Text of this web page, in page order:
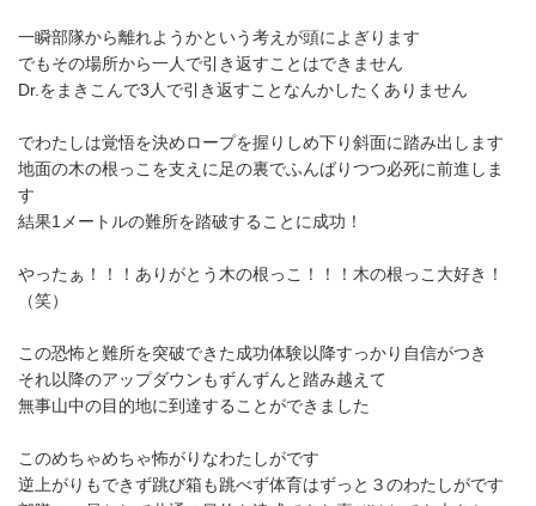
一瞬部隊から離れようかという考えが頭によぎります
でもその場所から一人で引き返すことはできません
Dr.をまきこんで3人で引き返すことなんかしたくありません
でわたしは覚悟を決めロープを握りしめ下り斜面に踏み出します
地面の木の根っこを支えに足の裏でふんばりつつ必死に前進しま
す
結果1メートルの難所を踏破することに成功！
やったぁ！！！ありがとう木の根っこ！！！木の根っこ大好き！
（笑）
この恐怖と難所を突破できた成功体験以降すっかり自信がつき
それ以降のアップダウンもずんずんと踏み越えて
無事山中の目的地に到達することができました
このめちゃめちゃ怖がりなわたしがです
逆上がりもできず跳び箱も跳べず体育はずっと３のわたしがです